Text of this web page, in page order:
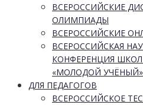
ВСЕРОССИЙСКИЕ
ОЛИМПИАДЫ
ВСЕРОССИЙСКИЕ
ВСЕРОССИЙСКАЯ
КОНФЕРЕНЦИЯ
«МОЛОДОЙ УЧЁНЫЙ»
ДЛЯ ПЕДАГОГОВ
ВСЕРОССИЙСКОЕ